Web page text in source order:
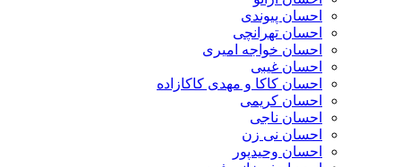
احسان پیوندی
احسان تهرانچی
احسان خواجه امیری
احسان غیبی
احسان کاکا و مهدی کاکازاده
احسان کریمی
احسان ناجی
احسان نی زن
احسان وحیدپور